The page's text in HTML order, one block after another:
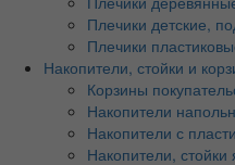
Плечики детские,
Плечики
Накопители, стойки и
Корзины
Накопители
Накопители с
Накопители, стойки